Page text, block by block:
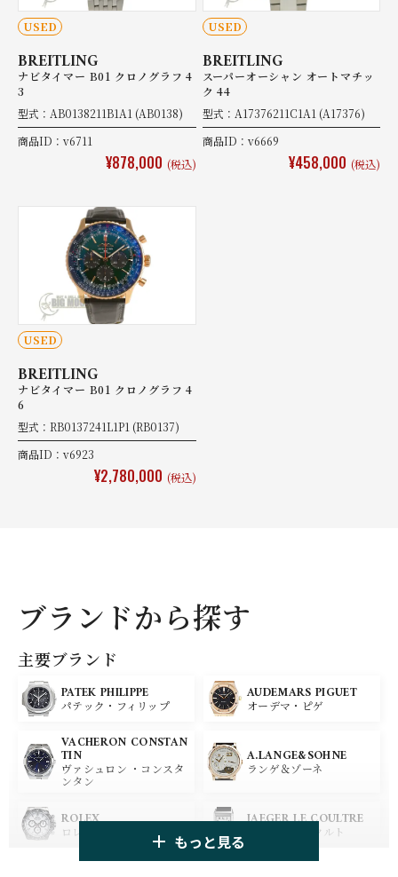
USED
BREITLING
ナビタイマー B01 クロノグラフ 4
3
型式：AB0138211B1A1 (AB0138)
商品ID：v6711
¥878,000 (税込)
USED
BREITLING
スーパーオーシャン オートマチッ
ク 44
型式：A17376211C1A1 (A17376)
商品ID：v6669
¥458,000 (税込)
USED
BREITLING
ナビタイマー B01 クロノグラフ 4
6
型式：RB0137241L1P1 (RB0137)
商品ID：v6923
¥2,780,000 (税込)
ブランドから探す
主要ブランド
PATEK PHILIPPE
パテック・フィリップ
AUDEMARS PIGUET
オーデマ・ピゲ
VACHERON CONSTAN
TIN
ヴァシュロン ・コンスタ
ンタン
A.LANGE&SOHNE
ランゲ＆ゾーネ
ROLEX
ロレックス
JAEGER LE COULTRE
ジャガー・ルクルト
もっと見る